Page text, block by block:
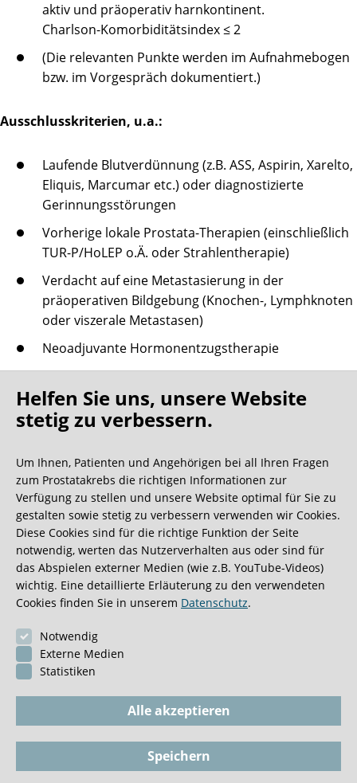
aktiv und präoperativ harnkontinent.
Charlson-Komorbiditätsindex ≤ 2
(Die relevanten Punkte werden im Aufnahmebogen
bzw. im Vorgespräch dokumentiert.)
Ausschlusskriterien, u.a.:
Laufende Blutverdünnung (z.B. ASS, Aspirin, Xarelto,
Eliquis, Marcumar etc.) oder diagnostizierte
Gerinnungsstörungen
Vorherige lokale Prostata-Therapien (einschließlich
TUR-P/HoLEP o.Ä. oder Strahlentherapie)
Verdacht auf eine Metastasierung in der
präoperativen Bildgebung (Knochen-, Lymphknoten
oder viszerale Metastasen)
Neoadjuvante Hormonentzugstherapie
Vorherige Chemotherapie oder größere tiefe
Dickdarm- /Rektaloperation oder chirurgisch
behandeltes Beckentrauma (z.B. Beckenringfraktur
nach Motorradunfall etc.)
Verkrümmung des Penis mit Vernarbung des
Schwellkörpers (auch bekannt als Peyronie-
Krankheit, Induratio penis plastica)
Hinweis:Die einzelnen Kriterien wird der Aufnahmearzt mit
Ihnen en detail durchgehen. Diese Zusammenfassung
ersetzt nicht das persönliche Aufklärungsgespräch.
Maßgeblich sind dieStudieninformation und
Einwilligung
Helfen Sie uns, unsere Website
stetig zu verbessern.
Um Ihnen, Patienten und Angehörigen bei all Ihren Fragen
zum Prostatakrebs die richtigen Informationen zur
Verfügung zu stellen und unsere Website optimal für Sie zu
gestalten sowie stetig zu verbessern verwenden wir Cookies.
Diese Cookies sind für die richtige Funktion der Seite
notwendig, werten das Nutzerverhalten aus oder sind für
das Abspielen externer Medien (wie z.B. YouTube-Videos)
wichtig. Eine detaillierte Erläuterung zu den verwendeten
Cookies finden Sie in unserem Datenschutz.
Notwendig
Externe Medien
Statistiken
Alle akzeptieren
Speichern